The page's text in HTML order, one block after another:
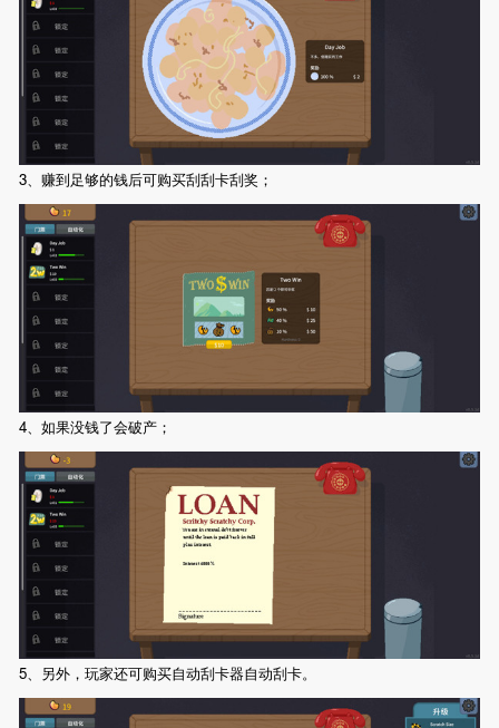
3、赚到足够的钱后可购买刮刮卡刮奖；
4、如果没钱了会破产；
5、另外，玩家还可购买自动刮卡器自动刮卡。